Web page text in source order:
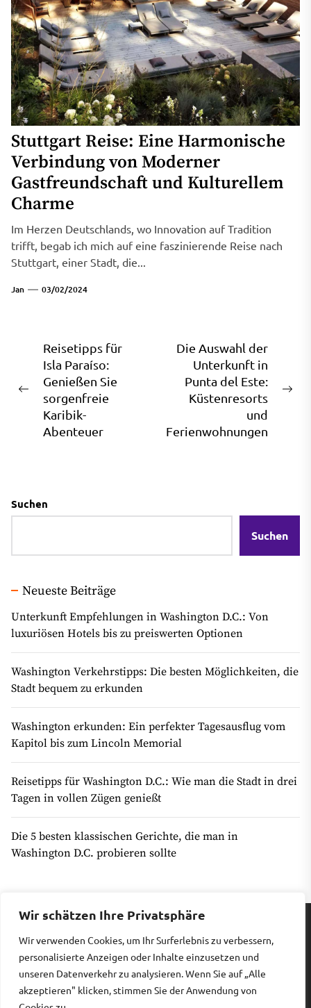
Wir schätzen Ihre Privatsphäre
Wir verwenden Cookies, um Ihr Surferlebnis zu verbessern,
personalisierte Anzeigen oder Inhalte einzusetzen und
unseren Datenverkehr zu analysieren. Wenn Sie auf „Alle
akzeptieren" klicken, stimmen Sie der Anwendung von
Stuttgart Reise: Eine Harmonische
Verbindung von Moderner
Gastfreundschaft und Kulturellem
Charme
Im Herzen Deutschlands, wo Innovation auf Tradition
trifft, begab ich mich auf eine faszinierende Reise nach
Stuttgart, einer Stadt, die...
Jan 03/02/2024
Beitragsnavigation
Previous
post:
Reisetipps für
Isla Paraíso:
Genießen Sie
sorgenfreie
Karibik-
Abenteuer
Die Auswahl der
Unterkunft in
Punta del Este:
Küstenresorts
und
Ferienwohnungen
Suchen
Suchen
Neueste Beiträge
Unterkunft Empfehlungen in Washington D.C.: Von
luxuriösen Hotels bis zu preiswerten Optionen
Washington Verkehrstipps: Die besten Möglichkeiten, die
Stadt bequem zu erkunden
Washington erkunden: Ein perfekter Tagesausflug vom
Kapitol bis zum Lincoln Memorial
Reisetipps für Washington D.C.: Wie man die Stadt in drei
Tagen in vollen Zügen genießt
Die 5 besten klassischen Gerichte, die man in
Washington D.C. probieren sollte
Impressum|Datenschutz
Copyright © 2026